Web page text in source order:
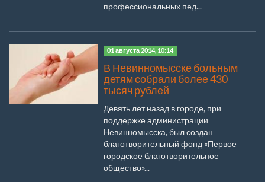
профессиональных пед...
01 августа 2014, 10:14
В Невинномысске больным
детям собрали более 430
тысяч рублей
Девять лет назад в городе, при
поддержке администрации
Невинномысска, был создан
благотворительный фонд «Первое
городское благотворительное
общество»...